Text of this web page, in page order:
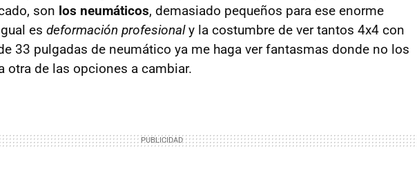
son los neumáticos, demasiado pequeños para ese enorme
es deformación profesionaly la costumbre de ver tantos 4x4 con
33 pulgadas de neumático ya me haga ver fantasmas donde no los
otra de las opciones a cambiar.